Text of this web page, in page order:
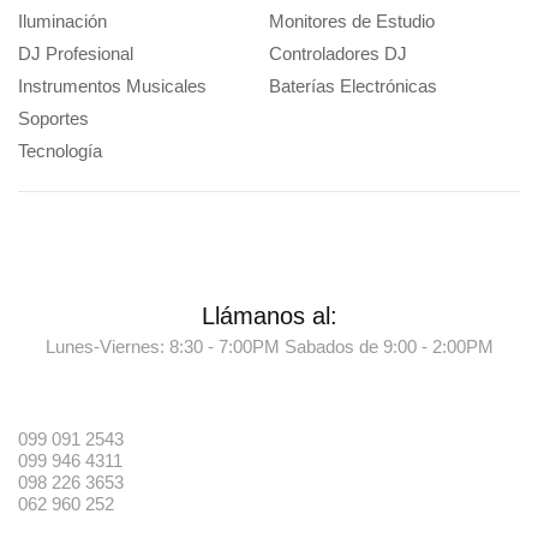
Iluminación
DJ Profesional
Instrumentos Musicales
Soportes
Tecnología
Monitores de Estudio
Controladores DJ
Baterías Electrónicas
Llámanos al:
Lunes-Viernes: 8:30 - 7:00PM Sabados de 9:00 - 2:00PM
099 091 2543
099 946 4311
098 226 3653
062 960 252